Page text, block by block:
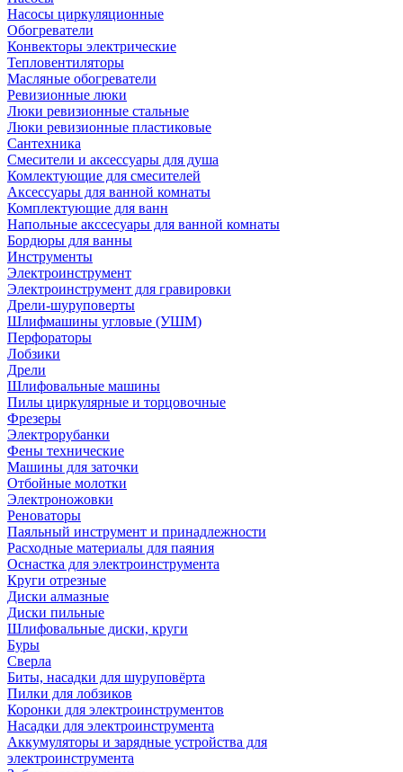
Насосы циркуляционные
Обогреватели
Конвекторы электрические
Тепловентиляторы
Масляные обогреватели
Ревизионные люки
Люки ревизионные стальные
Люки ревизионные пластиковые
Сантехника
Смесители и аксессуары для душа
Комлектующие для смесителей
Аксессуары для ванной комнаты
Комплектующие для ванн
Напольные акссесуары для ванной комнаты
Бордюры для ванны
Инструменты
Электроинструмент
Электроинструмент для гравировки
Дрели-шуруповерты
Шлифмашины угловые (УШМ)
Перфораторы
Лобзики
Дрели
Шлифовальные машины
Пилы циркулярные и торцовочные
Фрезеры
Электрорубанки
Фены технические
Машины для заточки
Отбойные молотки
Электроножовки
Реноваторы
Паяльный инструмент и принадлежности
Расходные материалы для паяния
Оснастка для электроинструмента
Круги отрезные
Диски алмазные
Диски пильные
Шлифовальные диски, круги
Буры
Сверла
Биты, насадки для шуруповёрта
Пилки для лобзиков
Коронки для электроинструментов
Насадки для электроинструмента
Аккумуляторы и зарядные устройства для
электроинструмента